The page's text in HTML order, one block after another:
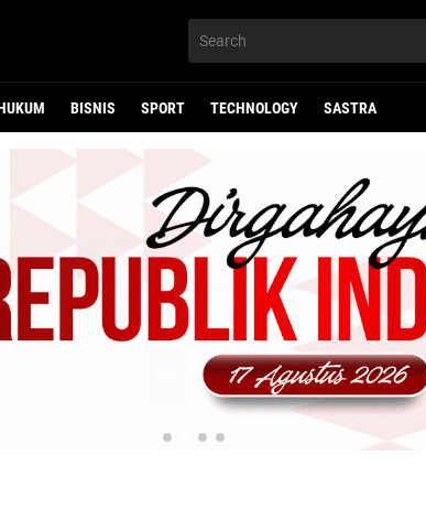
BISNIS SPORT TECHNOLOGY SASTRA